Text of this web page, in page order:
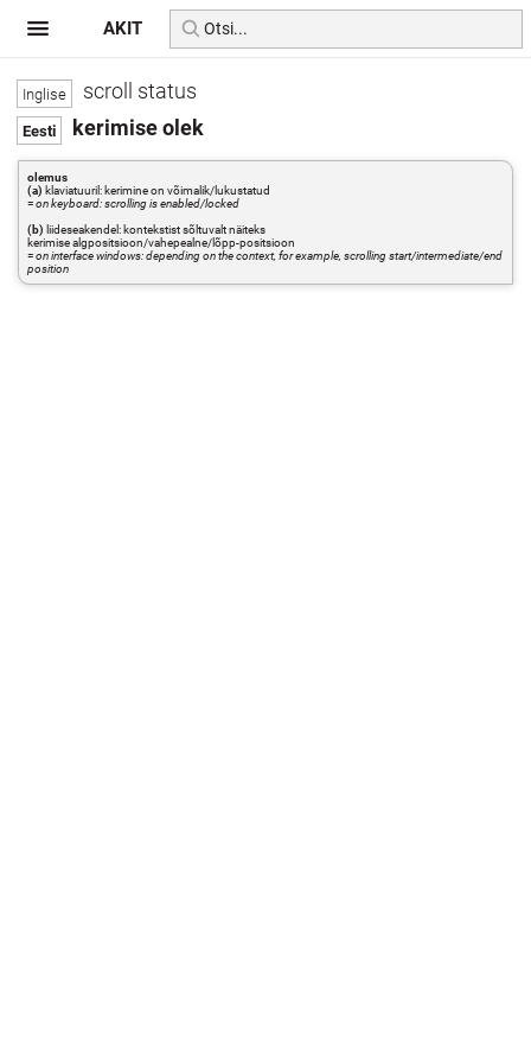
scroll status
kerimise olek
olemus
(a) klaviatuuril: kerimine on võimalik/lukustatud
=on keyboard: scrolling is enabled/locked
(b) liideseakendel: kontekstist sõltuvalt näiteks
kerimise algpositsioon/vahepealne/lõpp-positsioon
=on interface windows: depending on the context, for example, scrolling start/intermediate/end
position
AKIT